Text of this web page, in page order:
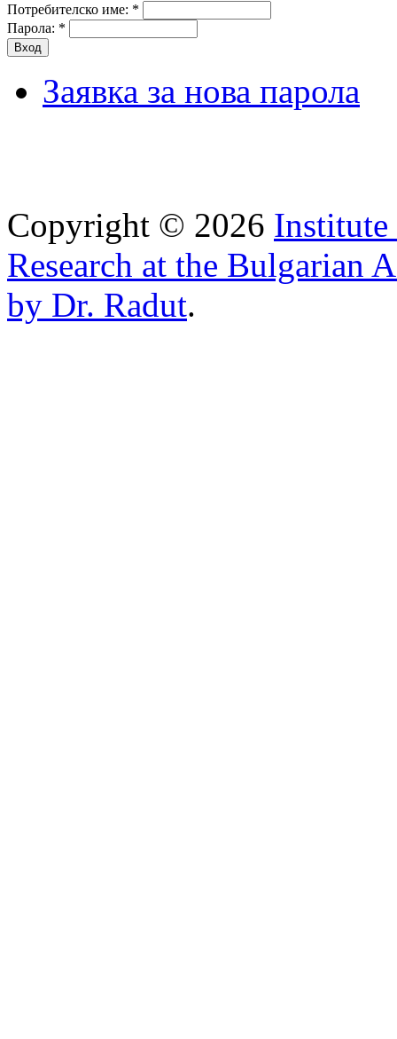
Потребителско име: *
Парола: *
Заявка за нова парола
Copyright © 2026
Research at the Bulgarian
by Dr. Radut.